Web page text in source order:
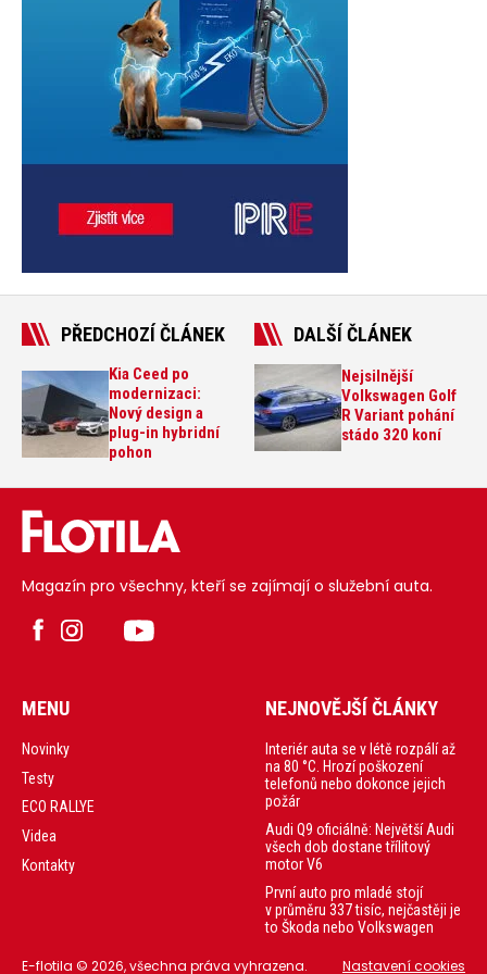
PŘEDCHOZÍ ČLÁNEK
Kia Ceed po
modernizaci:
Nový design a
plug-in hybridní
pohon
DALŠÍ ČLÁNEK
Nejsilnější
Volkswagen Golf
R Variant pohání
stádo 320 koní
Magazín pro všechny, kteří se zajímají o služební auta.
MENU
Novinky
Testy
ECO RALLYE
Videa
Kontakty
NEJNOVĚJŠÍ ČLÁNKY
Interiér auta se v létě rozpálí až
na 80 °C. Hrozí poškození
telefonů nebo dokonce jejich
požár
Audi Q9 oficiálně: Největší Audi
všech dob dostane třílitový
motor V6
První auto pro mladé stojí
v průměru 337 tisíc, nejčastěji je
to Škoda nebo Volkswagen
E-flotila © 2026, všechna práva vyhrazena. Nastavení cookies